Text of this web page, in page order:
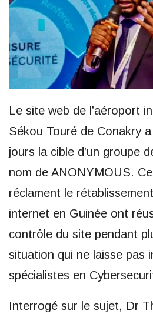
Le site web de l’aéroport
Sékou Touré de Conakry
jours la cible d’un groupe
nom de ANONYMOUS.
réclament le
internet en Guinée ont
contrôle du site pendant
situation qui ne laisse pas
spécialistes en
Interrogé sur le sujet, Dr